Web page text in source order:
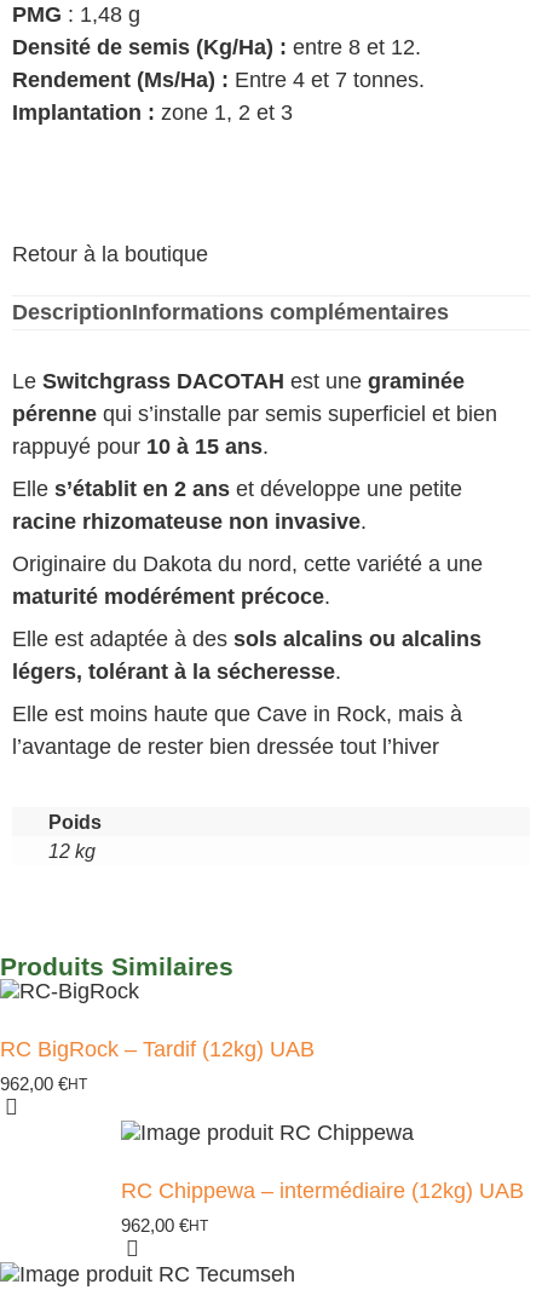
PMG : 1,48 g
Densité de semis (Kg/Ha) : entre 8 et 12.
Rendement (Ms/Ha) : Entre 4 et 7 tonnes.
Implantation : zone 1, 2 et 3
Retour à la boutique
DescriptionInformations complémentaires
Le Switchgrass DACOTAH est une graminée
pérenne qui s’installe par semis superficiel et bien
rappuyé pour 10 à 15 ans.
Elle s’établit en 2 ans et développe une petite
racine rhizomateuse non invasive.
Originaire du Dakota du nord, cette variété a une
maturité modérément précoce.
Elle est adaptée à des sols alcalins ou alcalins
légers, tolérant à la sécheresse.
Elle est moins haute que Cave in Rock, mais à
l’avantage de rester bien dressée tout l’hiver
Poids
12 kg
Produits Similaires
RC BigRock – Tardif (12kg) UAB
962,00 €HT
RC Chippewa – intermédiaire (12kg) UAB
962,00 €HT